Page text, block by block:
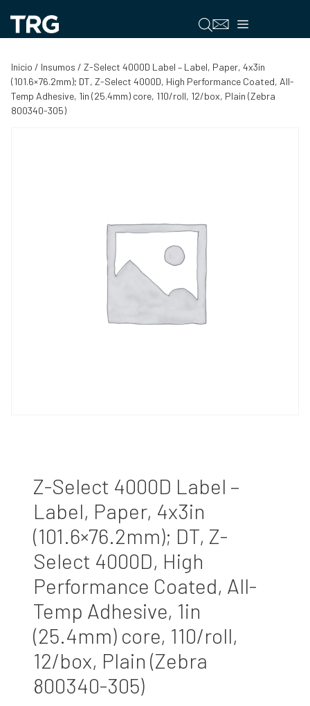
contenido
Menú
Inicio / Insumos / Z-Select 4000D Label – Label, Paper, 4x3in
(101.6×76.2mm); DT, Z-Select 4000D, High Performance Coated, All-
Temp Adhesive, 1in (25.4mm) core, 110/roll, 12/box, Plain (Zebra
800340-305)
Z-Select 4000D Label –
Label, Paper, 4x3in
(101.6×76.2mm); DT, Z-
Select 4000D, High
Performance Coated, All-
Temp Adhesive, 1in
(25.4mm) core, 110/roll,
12/box, Plain (Zebra
800340-305)